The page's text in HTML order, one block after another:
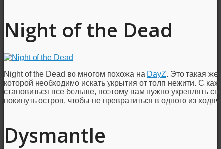
Night of the Dead
Night of the Dead во многом похожа на DayZ. Это такая
которой необходимо искать укрытия от толп нежити. С
становиться всё больше, поэтому вам нужно укреплять
покинуть остров, чтобы не превратиться в одного из
Dysmantle